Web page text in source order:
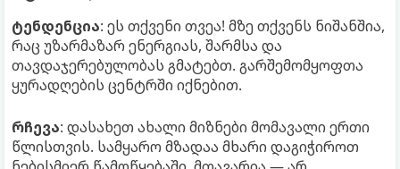
ტენდენცია: ეს თქვენი თვეა! მზე თქვენს ნიშანშია,
რაც უზარმაზარ ენერგიას, შარმსა და
თავდაჯერებულობას გმატებთ. გარშემომყოფთა
ყურადღების ცენტრში იქნებით.
რჩევა: დასახეთ ახალი მიზნები მომავალი ერთი
წლისთვის. სამყარო მზადაა მხარი დაგიჭიროთ